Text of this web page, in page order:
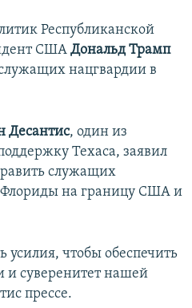
Республиканской
США Дональд Трамп
нацгвардии в
Десантис, один из
Техаса, заявил
служащих
на границу США и
усилия, чтобы обеспечить
и суверенитет нашей
прессе.